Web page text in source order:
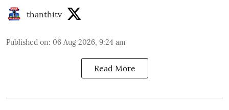
thanthitv
Published on: 06 Aug 2026, 9:24 am
Read More